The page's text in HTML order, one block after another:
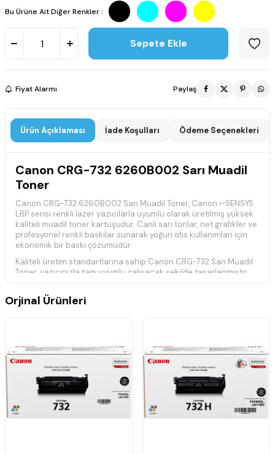
Bu Ürüne Ait Diğer Renkler :
Sepete Ekle
Fiyat Alarmı Paylaş
Ürün Açıklaması İade Koşulları Ödeme Seçenekleri
Canon CRG-732 6260B002 Sarı Muadil
Toner
Canon CRG-732 6260B002 Sarı Muadil Toner, Canon i-SENSYS
LBP serisi renkli lazer yazıcılarla uyumlu olarak üretilmiş yüksek
kaliteli muadil toner kartuşudur. Canlı sarı tonlar, net grafikler ve
profesyonel renkli baskılar sunarak yoğun ofis kullanımları için
ekonomik bir baskı çözümüdür.
Kaliteli üretim standartlarına sahip Canon CRG-732 Sarı Muadil
Toner, yazıcınızla tam uyumlu çalışacak şekilde tasarlanmıştır.
sayfadan son sayfaya kadar tutarlı baskı performansı sunar.
Yaklaşık
Teknik Özellikler
Ürün Kodu:CRG-732 / 6260B002
Ürün Tipi:Muadil Toner Kartuşu
Baskı Kapasitesi:
Yaklaşık6.400 Sayfa
Renk:Sarı
Baskı Teknolojisi:
Renkli Lazer
Yüksek kaliteli muadil üründür.
Orjinal Ürünleri